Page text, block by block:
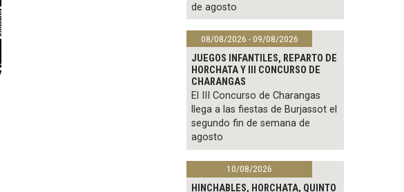
de agosto
08/08/2026 - 09/08/2026
JUEGOS INFANTILES, REPARTO DE
HORCHATA Y III CONCURSO DE
CHARANGAS
El III Concurso de Charangas
llega a las fiestas de Burjassot el
segundo fin de semana de
agosto
10/08/2026
HINCHABLES, HORCHATA, QUINTO